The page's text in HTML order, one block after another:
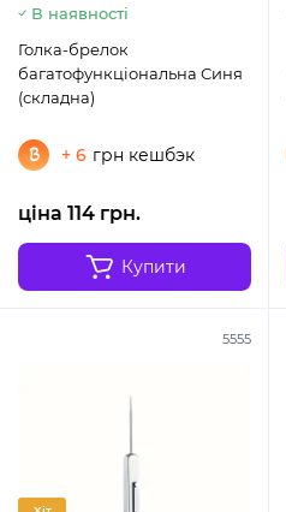
В наявності
Голка-брелок
багатофункціональна Синя
(складна)
+ 6 грн кешбэк
ціна 114 грн.
Купити
5555